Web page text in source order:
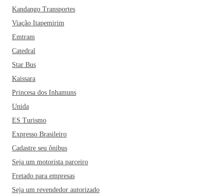
Kandango Transportes
Viação Itapemirim
Emtram
Catedral
Star Bus
Kaissara
Princesa dos Inhamuns
Unida
ES Turismo
Expresso Brasileiro
Cadastre seu ônibus
Seja um motorista parceiro
Fretado para empresas
Seja um revendedor autorizado